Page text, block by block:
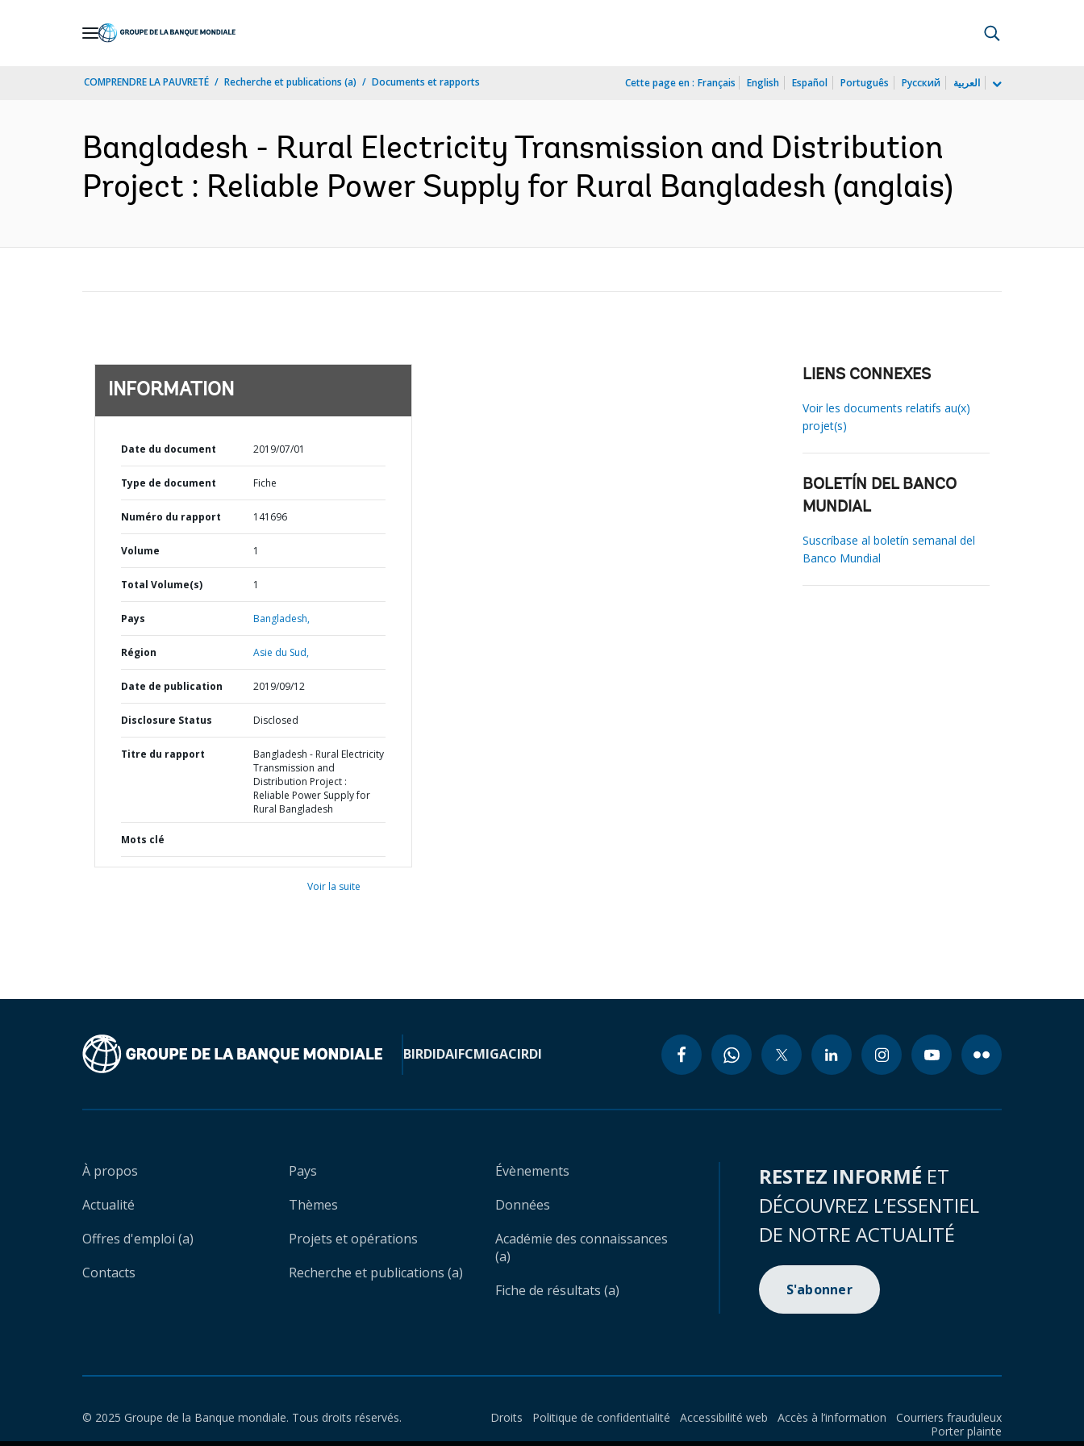
COMPRENDRE LA PAUVRETÉ Recherche et publications (a) Documents et rapports Cette page en : Français English Español Português Русский العربية
Bangladesh - Rural Electricity Transmission and Distribution
Project : Reliable Power Supply for Rural Bangladesh (anglais)
INFORMATION
Date du document 2019/07/01
Type de document Fiche
Numéro du rapport 141696
Volume 1
Total Volume(s) 1
Pays Bangladesh,
Région Asie du Sud,
Date de publication 2019/09/12
Disclosure Status Disclosed
Titre du rapport
Bangladesh - Rural Electricity
Transmission and
Distribution Project :
Reliable Power Supply for
Rural Bangladesh
Mots clé
Voir la suite
LIENS CONNEXES
Voir les documents relatifs au(x)
projet(s)
BOLETÍN DEL BANCO
MUNDIAL
Suscríbase al boletín semanal del
Banco Mundial
BIRDIDAIFCMIGACIRDI
À propos
Actualité
Offres d'emploi (a)
Contacts
Pays
Thèmes
Projets et opérations
Recherche et publications (a)
Évènements
Données
Académie des connaissances
(a)
Fiche de résultats (a)
RESTEZ INFORMÉ ET
DÉCOUVREZ L’ESSENTIEL
DE NOTRE ACTUALITÉ
S'abonner
© 2025 Groupe de la Banque mondiale. Tous droits réservés. Droits Politique de confidentialité Accessibilité web Accès à l’information
Courriers frauduleux
Porter plainte